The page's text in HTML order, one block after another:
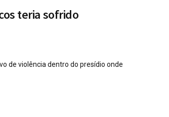
teria sofrido
de violência dentro do presídio onde